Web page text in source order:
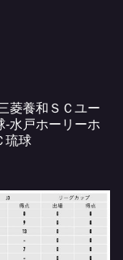
菱養和ＳＣユー
-水戸ホーリーホ
琉球